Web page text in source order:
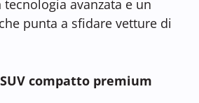
avanzata e un
punta a sfidare vetture di
compatto premium